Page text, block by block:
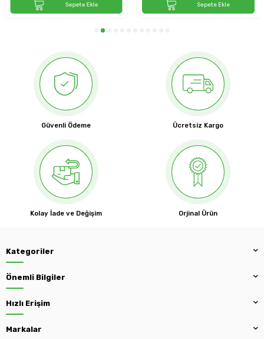
Sepete Ekle Sepete Ekle
Güvenli Ödeme Ücretsiz Kargo
Kolay İade ve Değişim Orjinal Ürün
Kategoriler
Önemli Bilgiler
Hızlı Erişim
Markalar